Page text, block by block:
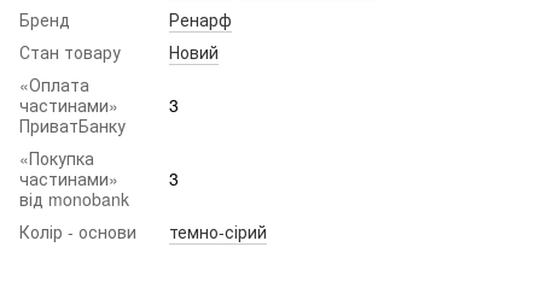
Бренд
Ренарф
Стан товару
Новий
«Оплата
частинами»
ПриватБанку
3
«Покупка
частинами»
від monobank
3
Колір - основи темно-сірий